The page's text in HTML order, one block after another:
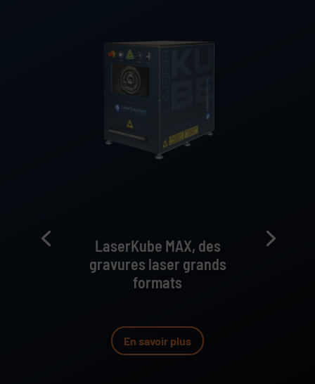
LaserKube MAX, des
gravures laser grands
formats
En savoir plus